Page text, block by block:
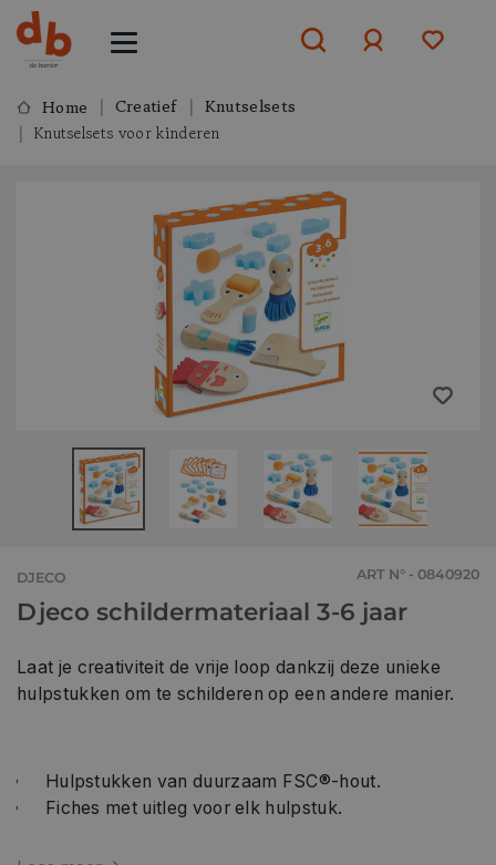
aanmelden
Home Creatief
Knutselsets
Knutselsets voor kinderen
DJECO ART N° - 0840920
Djeco schildermateriaal 3-6 jaar
Laat je creativiteit de vrije loop dankzij deze unieke
hulpstukken om te schilderen op een andere manier.
Hulpstukken van duurzaam FSC®-hout.
Fiches met uitleg voor elk hulpstuk.